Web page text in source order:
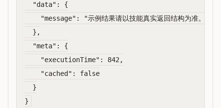
  "data": {
    "message": "示例结果请以技能真实返回结构为准。"
  },
  "meta": {
    "executionTime": 842,
    "cached": false
  }